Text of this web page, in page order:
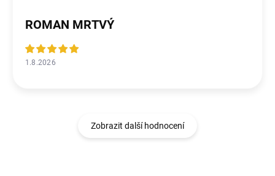
ROMAN MRTVÝ
1.8.2026
Zobrazit další hodnocení